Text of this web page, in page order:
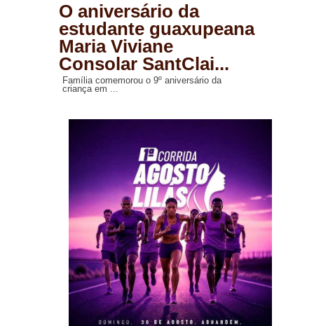
O aniversário da
estudante guaxupeana
Maria Viviane
Consolar SantClai...
Família comemorou o 9º aniversário da
criança em ...